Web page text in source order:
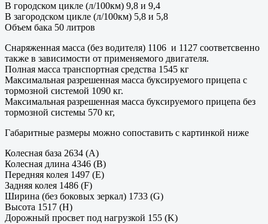
В городском цикле (л/100км) 9,8 и 9,4
В загородском цикле (л/100км) 5,8 и 5,8
Объем бака 50 литров
Снаряженная масса (без водителя) 1106 и 1127 соответсвенно
также в зависимости от применяемого двигателя.
Полная масса транспортная средства 1545 кг
Максимальная разрешенная масса буксируемого прицепа с
тормозной системой 1090 кг.
Максимальная разрешенная масса буксируемого прицепа без
тормозной системы 570 кг,
Габаритные размеры можно сопоставить с картинкой ниже
Колесная база 2634 (А)
Колесная длина 4346 (B)
Передняя колея 1497 (E)
Задняя колея 1486 (F)
Ширина (без боковых зеркал) 1733 (G)
Высота 1517 (H)
Дорожный просвет под нагрузкой 155 (K)